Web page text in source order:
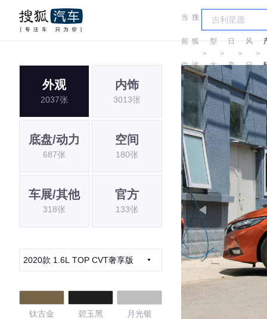
当
前
位
置:
搜
狐
汽
车
＞
车
型
大
全
＞
日
产
＞
风
日
产
＞
外观
2037张
内饰
3013张
底盘/动力
687张
空间
180张
车展/其他
318张
官方
133张
2020款 1.6L TOP CVT奢享版
钛古金 碧玉黑 月光银